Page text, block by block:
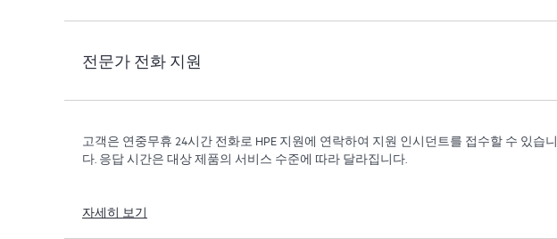
전문가 전화 지원
고객은 연중무휴 24시간 전화로 HPE 지원에 연락하여 지원 인시던트를 접수할 수 있습니
다. 응답 시간은 대상 제품의 서비스 수준에 따라 달라집니다.
자세히 보기